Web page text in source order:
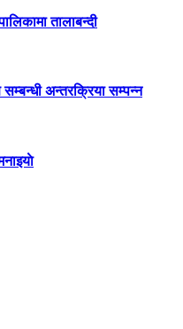
तालाबन्दी
अन्तरक्रिया सम्पन्न